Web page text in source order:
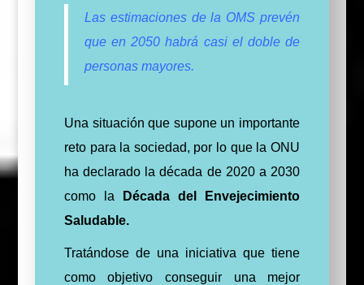
Las estimaciones de la OMS prevén
que en 2050 habrá casi el doble de
personas mayores.
Una situación que supone un importante
reto para la sociedad, por lo que la ONU
ha declarado la década de 2020 a 2030
como la
Década del Envejecimiento
Saludable.
Tratándose de una iniciativa que tiene
como objetivo conseguir una mejor